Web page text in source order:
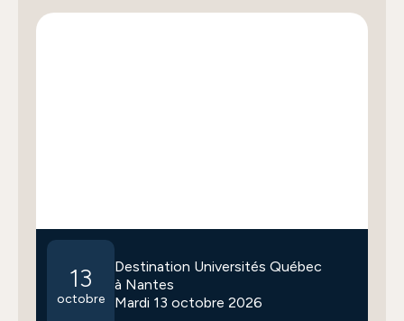
13
octobre
Destination Universités Québec
à Nantes
Mardi 13 octobre 2026